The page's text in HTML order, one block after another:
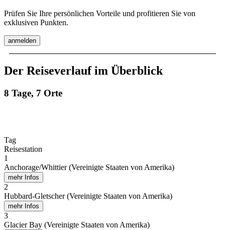
Prüfen Sie Ihre persönlichen Vorteile und profitieren Sie von
exklusiven Punkten.
anmelden
Der Reiseverlauf im Überblick
8 Tage, 7 Orte
Tag
Reisestation
1
Anchorage/Whittier (Vereinigte Staaten von Amerika)
mehr Infos
2
Hubbard-Gletscher (Vereinigte Staaten von Amerika)
mehr Infos
3
Glacier Bay (Vereinigte Staaten von Amerika)